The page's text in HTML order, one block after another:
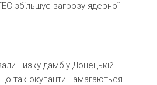
збільшує загрозу ядерної
низку дамб у Донецькій
так окупанти намагаються